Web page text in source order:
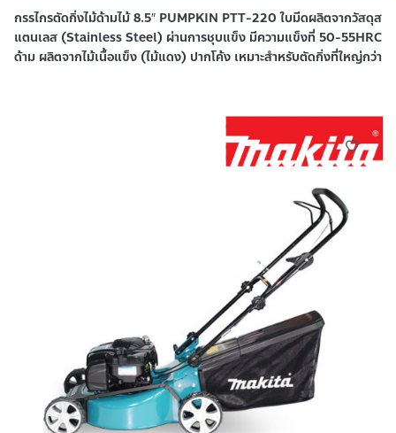
กรรไกรตัดกิ่งไม้ด้ามไม้ 8.5″ PUMPKIN PTT-220 ใบมีดผลิตจากวัสดุส
แตนเลส (Stainless Steel) ผ่านการชุบแข็ง มีความแข็งที่ 50-55HRC
ด้าม ผลิตจากไม้เนื้อแข็ง (ไม้แดง) ปากโค้ง เหมาะสำหรับตัดกิ่งที่ใหญ่กว่า